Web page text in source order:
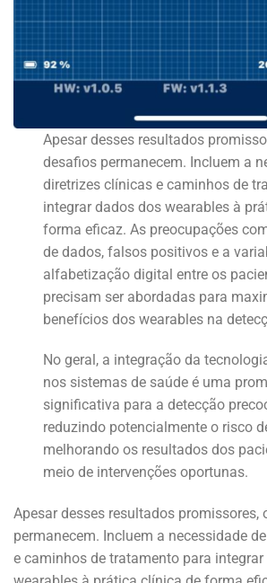
Apesar desses resultados
desafios permanecem. Incluem a
diretrizes clínicas e caminhos de
integrar dados dos wearables à
forma eficaz. As preocupações
de dados, falsos positivos e a
alfabetização digital entre os
precisam ser abordadas para
benefícios dos wearables na
No geral, a integração da
nos sistemas de saúde é uma
significativa para a detecção
reduzindo potencialmente o risco
melhorando os resultados dos
meio de intervenções oportunas.
Apesar desses resultados promissores,
permanecem. Incluem a necessidade
e caminhos de tratamento para